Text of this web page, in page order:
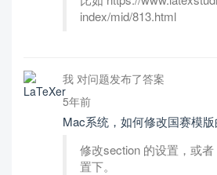
index/mid/813.html
我 对问题发布了答案
5年前
Mac系统，如何修改国赛模版
修改section 的设置，或
置下。